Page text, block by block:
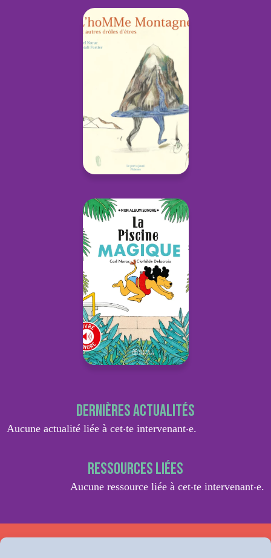
Dernières actualités
Aucune actualité liée à cet‧te intervenant‧e.
Ressources liées
Aucune ressource liée à cet‧te intervenant‧e.